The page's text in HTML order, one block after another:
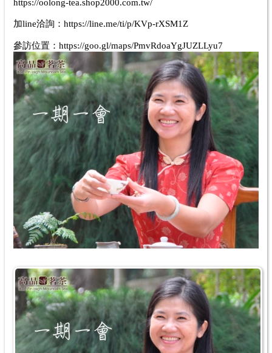
https://oolong-tea.shop2000.com.tw/
加line洽詢：https://line.me/ti/p/KVp-rXSM1Z
參訪位置：https://goo.gl/maps/PmvRdoaYgJUZLLyu7